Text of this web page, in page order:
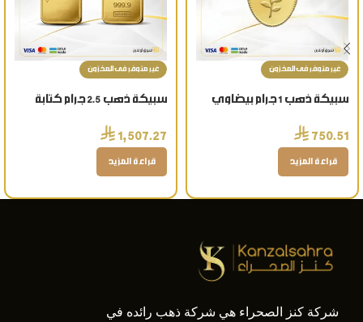
غير متوفر فى المخزون
سبيكة ذهب 1 جرام بيضاوي
⃁ 750.51
قراءة المزيد
غير متوفر فى المخزون
سبيكة ذهب 2.5 جرام كتابة
⃁ 1,507.27
قراءة المزيد
شركة كنز الصحراء هي شركة ذهب رائده في